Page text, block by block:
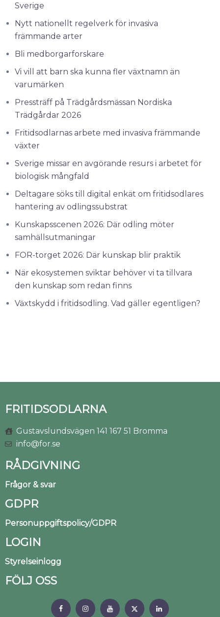
Sverige
Nytt nationellt regelverk för invasiva
främmande arter
Bli medborgarforskare
Vi vill att barn ska kunna fler växtnamn än
varumärken
Pressträff på Trädgårdsmässan Nordiska
Trädgårdar 2026
Fritidsodlarnas arbete med invasiva främmande
växter
Sverige missar en avgörande resurs i arbetet för
biologisk mångfald
Deltagare söks till digital enkät om fritidsodlares
hantering av odlingssubstrat
Kunskapsscenen 2026: Där odling möter
samhällsutmaningar
FOR-torget 2026: Där kunskap blir praktik
När ekosystemen sviktar behöver vi ta tillvara
den kunskap som redan finns
Växtskydd i fritidsodling. Vad gäller egentligen?
FRITIDSODLARNA
Gustavslundsvägen 141 167 51 Bromma
info@for.se
RÅDGIVNING
Frågor & svar
GDPR
Personuppgiftspolicy/GDPR
LOGIN
Styrelseinlogg
FÖLJ OSS